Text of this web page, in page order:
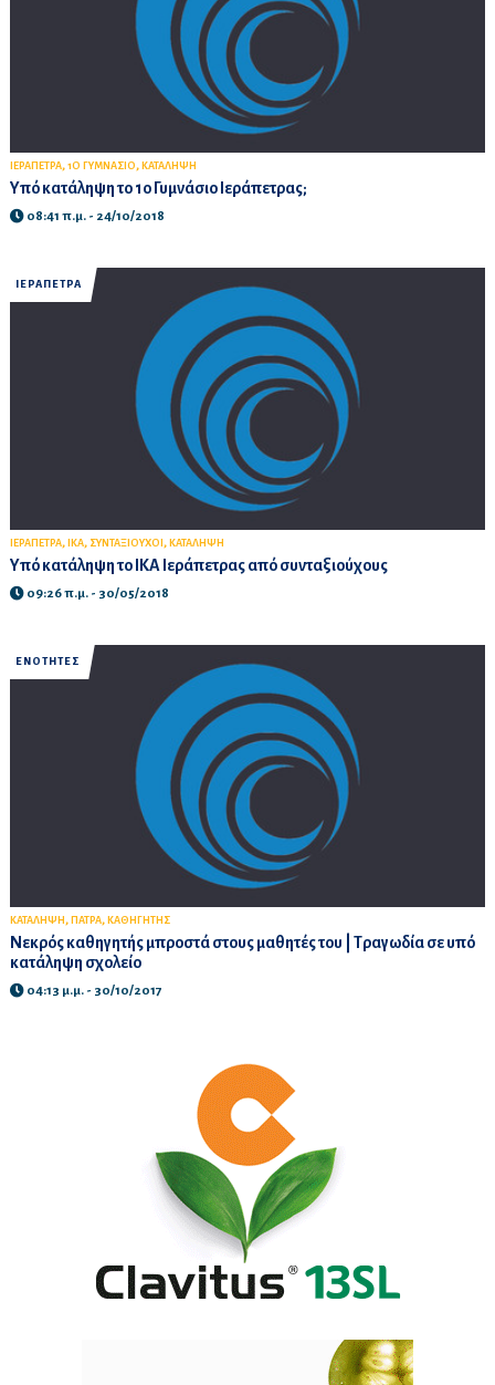
ΙΕΡΑΠΕΤΡΑ, 1Ο ΓΥΜΝΑΣΙΟ, ΚΑΤΑΛΗΨΗ
Υπό κατάληψη το 1ο Γυμνάσιο Ιεράπετρας;
08:41 π.μ. - 24/10/2018
ΙΕΡΑΠΕΤΡΑ
ΙΕΡΑΠΕΤΡΑ, ΙΚΑ, ΣΥΝΤΑΞΙΟΥΧΟΙ , ΚΑΤΑΛΗΨΗ
Υπό κατάληψη το ΙΚΑ Ιεράπετρας από συνταξιούχους
09:26 π.μ. - 30/05/2018
ΕΝΟΤΗΤΕΣ
ΚΑΤΑΛΗΨΗ , ΠΑΤΡΑ, ΚΑΘΗΓΗΤΗΣ
Νεκρός καθηγητής μπροστά στους μαθητές του | Τραγωδία σε υπό
κατάληψη σχολείο
04:13 μ.μ. - 30/10/2017